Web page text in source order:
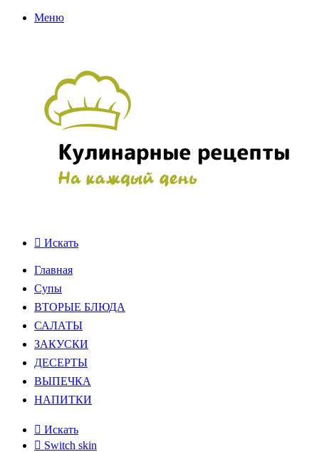
Меню
Искать
Главная
Супы
ВТОРЫЕ БЛЮДА
САЛАТЫ
ЗАКУСКИ
ДЕСЕРТЫ
ВЫПЕЧКА
НАПИТКИ
Искать
Switch skin